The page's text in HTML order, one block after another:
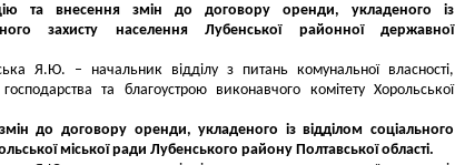
та внесення змін до договору оренди, укладеного із
захисту населення Лубенської районної державної
Я.Ю. – начальник відділу з питань комунальної власності,
та благоустрою виконавчого комітету Хорольської
до договору оренди, укладеного із відділом соціального
міської ради Лубенського району Полтавської області.